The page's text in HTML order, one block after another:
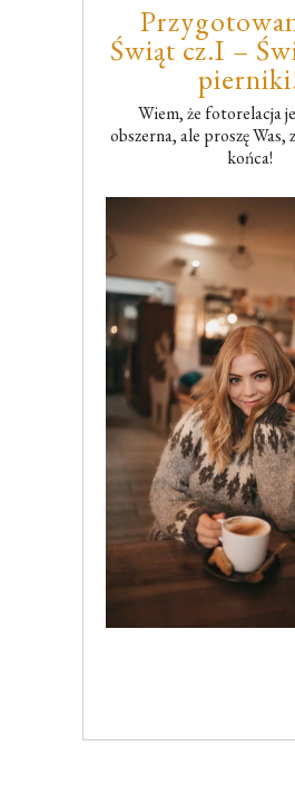
Świąt cz.I –
Wiem, że fotorelacja
obszerna, ale proszę Was,
końca!